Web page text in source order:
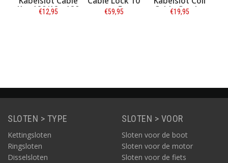
300 cm met
beugelslot
€89,95
Key 120/12 - 120
€12,95
mm x 5 m
compleet
€59,95
SLOTEN > TYPE
Kettingsloten
Ringsloten
Disselsloten
SLOTEN > VOOR
Sloten voor de boot
Sloten voor de motor
Sloten voor de fiets